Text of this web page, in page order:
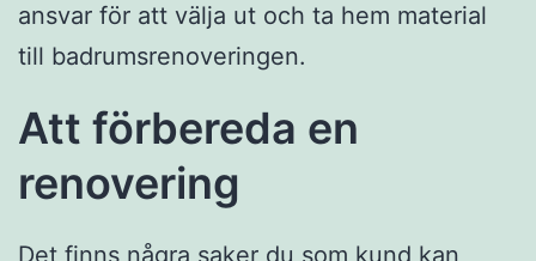
ansvar för att välja ut och ta hem material
till badrumsrenoveringen.
Att förbereda en
renovering